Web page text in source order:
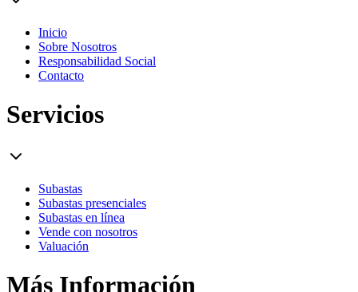
Inicio
Sobre Nosotros
Responsabilidad Social
Contacto
Servicios
Subastas
Subastas presenciales
Subastas en línea
Vende con nosotros
Valuación
Más Información